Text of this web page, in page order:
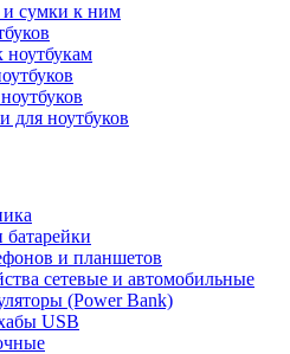
и сумки к ним
ноутбукам
для ноутбуков
и планшетов
сетевые и автомобильные
(Power Bank)
USB